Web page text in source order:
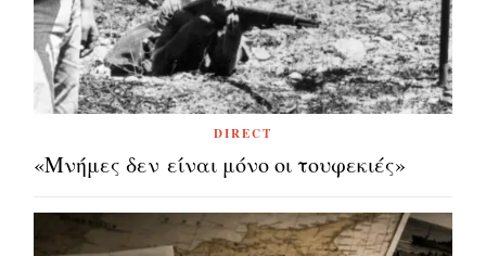
DIRECT
«Μνήμες δεν είναι μόνο οι τουφεκιές»